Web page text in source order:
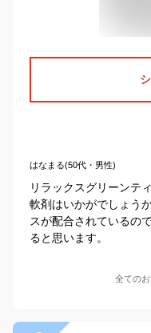
はなまる(50代・男性)
リラックスグリーンテ
軟剤はいかがでしょう
スが配合されているの
ると思います。
全てのお